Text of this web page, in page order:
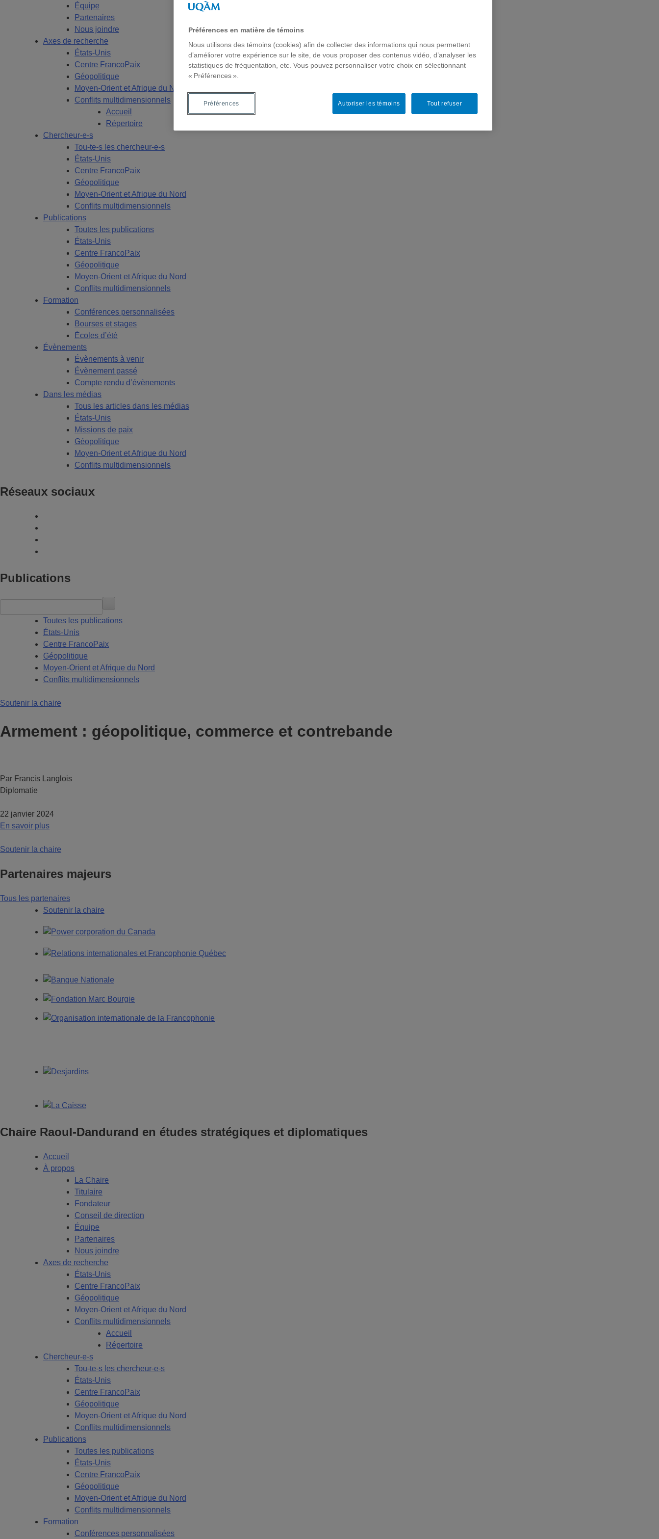
Équipe
Partenaires
Nous joindre
Axes de recherche
États-Unis
Centre FrancoPaix
Géopolitique
Moyen-Orient et Afrique du Nord
Conflits multidimensionnels
Accueil
Répertoire
Chercheur-e-s
Tou-te-s les chercheur-e-s
États-Unis
Centre FrancoPaix
Géopolitique
Moyen-Orient et Afrique du Nord
Conflits multidimensionnels
Publications
Toutes les publications
États-Unis
Centre FrancoPaix
Géopolitique
Moyen-Orient et Afrique du Nord
Conflits multidimensionnels
Formation
Conférences personnalisées
Bourses et stages
Écoles d’été
Évènements
Évènements à venir
Évènement passé
Compte rendu d’évènements
Dans les médias
Tous les articles dans les médias
États-Unis
Missions de paix
Géopolitique
Moyen-Orient et Afrique du Nord
Conflits multidimensionnels
Réseaux sociaux
Publications
Toutes les publications
États-Unis
Centre FrancoPaix
Géopolitique
Moyen-Orient et Afrique du Nord
Conflits multidimensionnels
Soutenir la chaire
Armement : géopolitique, commerce et contrebande
Par Francis Langlois
Diplomatie
22 janvier 2024
En savoir plus
Soutenir la chaire
Partenaires majeurs
Tous les partenaires
Soutenir la chaire
Chaire Raoul-Dandurand en études stratégiques et diplomatiques
Accueil
À propos
La Chaire
Titulaire
Fondateur
Conseil de direction
Équipe
Partenaires
Nous joindre
Axes de recherche
États-Unis
Centre FrancoPaix
Géopolitique
Moyen-Orient et Afrique du Nord
Conflits multidimensionnels
Accueil
Répertoire
Chercheur-e-s
Tou-te-s les chercheur-e-s
États-Unis
Centre FrancoPaix
Géopolitique
Moyen-Orient et Afrique du Nord
Conflits multidimensionnels
Publications
Toutes les publications
États-Unis
Centre FrancoPaix
Géopolitique
Moyen-Orient et Afrique du Nord
Conflits multidimensionnels
Formation
Conférences personnalisées
Préférences en matière de témoins
Nous utilisons des témoins (cookies) afin de collecter des informations qui nous permettent
d’améliorer votre expérience sur le site, de vous proposer des contenus vidéo, d’analyser les
statistiques de fréquentation, etc. Vous pouvez personnaliser votre choix en sélectionnant
« Préférences ».
Tout refuser
Autoriser les témoins
Préférences